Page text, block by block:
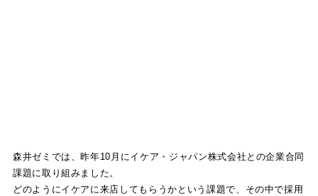
森井ゼミでは、昨年10月にイケア・ジャパン株式会社との企業合同
課題に取り組みました。
どのようにイケアに来店してもらうかという課題で、その中で採用